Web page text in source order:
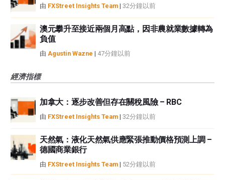
由 FXStreet Insights Team | 32分鐘以前
澳元攀升至接近兩個月高點，因非農就業數據轉為
負值
由 Agustin Wazne | 47分鐘以前
經濟指標
加拿大：逐步改善但存在關稅風險 – RBC
由 FXStreet Insights Team | 32分鐘以前
天然氣：液化天然氣供應緊張推動價格預測上調 –
德國商業銀行
由 FXStreet Insights Team | 52分鐘以前